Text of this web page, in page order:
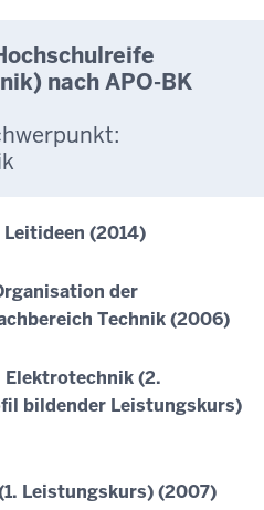
nach APO-BK
(2014)
der
Technik (2006)
Elektrotechnik (2.
bildender Leistungskurs)
Leistungskurs) (2007)